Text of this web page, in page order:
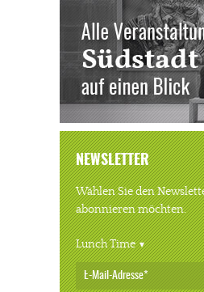
NEWSLETTER
Wählen Sie den
abonnieren möchten.
Lunch Time